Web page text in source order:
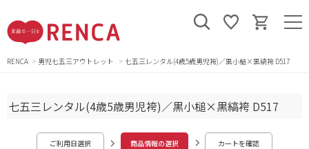
RENCA 男児七五三アウトレット 七五三レンタル(4歳5歳男児袴)／黒小槌×黒縞袴 D517
七五三レンタル(4歳5歳男児袴)／黒小槌×黒縞袴 D517
ご利用日選択 商品情報の選択 カートを確認